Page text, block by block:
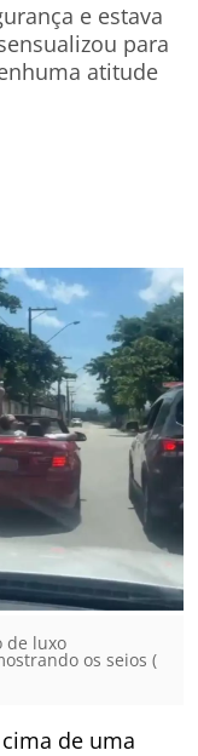
e estava
para
atitude
de luxo
os seios (
de uma